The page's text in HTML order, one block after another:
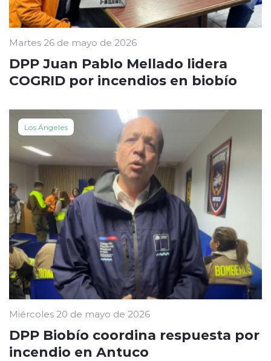
Martes 26 de mayo de 2026
DPP Juan Pablo Mellado lidera
COGRID por incendios en biobío
Los Ángeles
Miércoles 20 de mayo de 2026
DPP Biobío coordina respuesta por
incendio en Antuco